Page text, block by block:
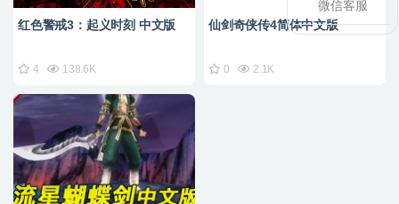
红色警戒3：起义时刻 中文版
4 138.6K
仙剑奇侠传4简体中文版
0 2.1K
微信客服